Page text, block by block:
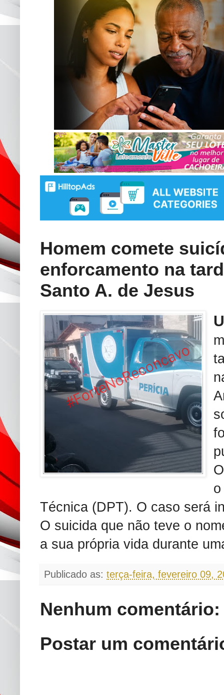
Homem comete
enforcamento na
Santo A. de Jesus
Técnica (DPT). O caso será
O suicida que não teve o
a sua própria vida durante
Publicado as: terça-feira, fevereiro 09,
Nenhum comentário:
Postar um